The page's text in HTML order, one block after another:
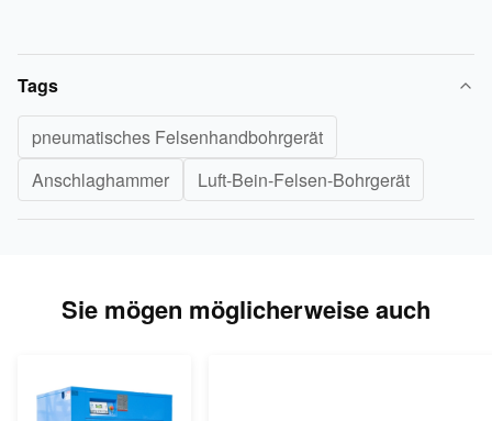
Tags
pneumatisches Felsenhandbohrgerät
Anschlaghammer
Luft-Bein-Felsen-Bohrgerät
Sie mögen möglicherweise auch